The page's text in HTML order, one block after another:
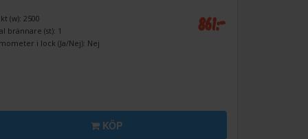
(w): 2500
brännare (st): 1
i lock (Ja/Nej): Nej
861:-
KÖP